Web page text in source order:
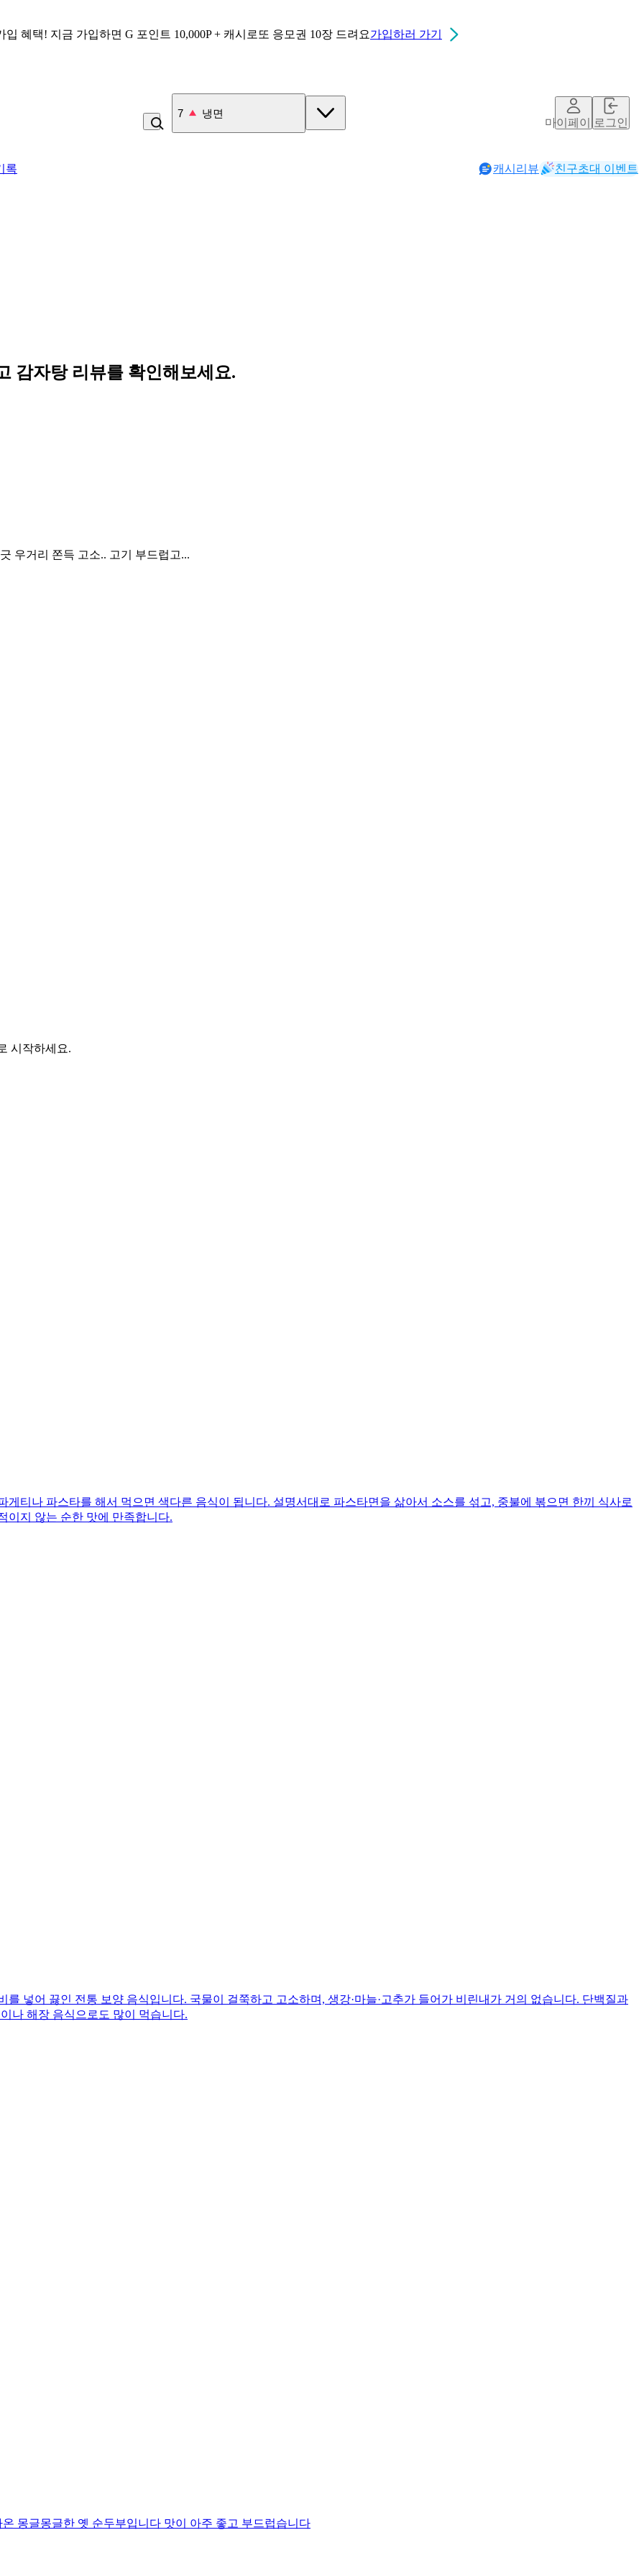
입 혜택! 지금 가입하면 G 포인트 10,000P + 캐시로또 응모권 10장 드려요가입하러 가기
7 냉면
마이페이지로그인
록 캐시리뷰 친구초대 이벤트
감자탕 리뷰를 확인해보세요.
우거리 쫀득 고소.. 고기 부드럽고...
시작하세요.
티나 파스타를 해서 먹으면 색다른 음식이 됩니다. 설명서대로 파스타면을 삶아서 소스를 섞고, 중불에 볶으면 한끼 식사로
이지 않는 순한 맛에 만족합니다.
넣어 끓인 전통 보양 음식입니다. 국물이 걸쭉하고 고소하며, 생강·마늘·고추가 들어가 비린내가 거의 없습니다. 단백질과
나 해장 음식으로도 많이 먹습니다.
몽글몽글한 옛 순두부입니다 맛이 아주 좋고 부드럽습니다